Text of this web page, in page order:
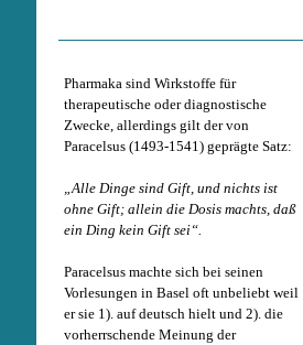
Pharmaka sind Wirkstoffe für
therapeutische oder diagnostische
Zwecke, allerdings gilt der von
Paracelsus (1493-1541) geprägte Satz:
„Alle Dinge sind Gift, und nichts ist
ohne Gift; allein die Dosis machts, daß
ein Ding kein Gift sei“.
Paracelsus machte sich bei seinen
Vorlesungen in Basel oft unbeliebt weil
er sie 1). auf deutsch hielt und 2). die
vorherrschende Meinung der